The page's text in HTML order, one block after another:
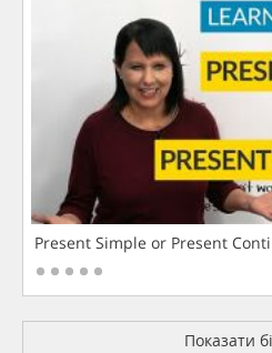
Present Simple or Present
Показати